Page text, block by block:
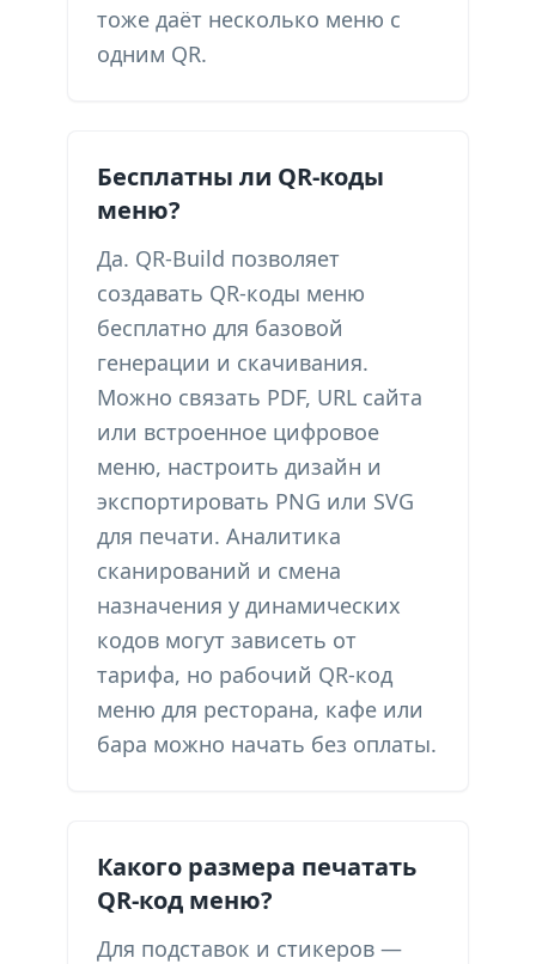
тоже даёт несколько меню с
одним QR.
Бесплатны ли QR-коды
меню?
Да. QR-Build позволяет
создавать QR-коды меню
бесплатно для базовой
генерации и скачивания.
Можно связать PDF, URL сайта
или встроенное цифровое
меню, настроить дизайн и
экспортировать PNG или SVG
для печати. Аналитика
сканирований и смена
назначения у динамических
кодов могут зависеть от
тарифа, но рабочий QR-код
меню для ресторана, кафе или
бара можно начать без оплаты.
Какого размера печатать
QR-код меню?
Для подставок и стикеров —